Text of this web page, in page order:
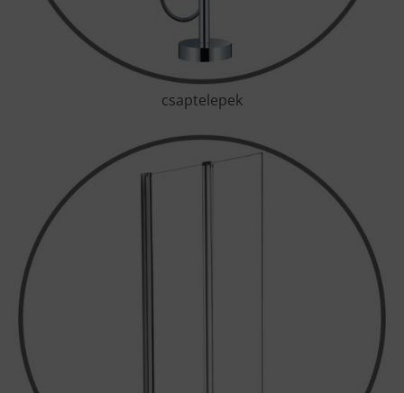
csaptelepek